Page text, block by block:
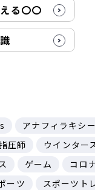
る〇〇
アナフィラキシ
圧師
ウインター
ゲーム
コロ
ーツ
スポーツト